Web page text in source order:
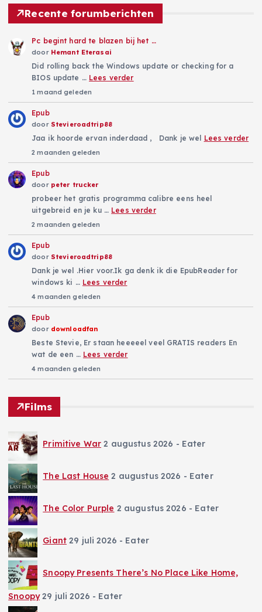
Recente forumberichten
Pc begint hard te blazen bij het …
door Hemant Eterasai
Did rolling back the Windows update or checking for a
BIOS update … Lees verder
1 maand geleden
Epub
door Stevieroadtrip88
Jaa ik hoorde ervan inderdaad , Dank je wel Lees verder
2 maanden geleden
Epub
door peter trucker
probeer het gratis programma calibre eens heel
uitgebreid en je ku … Lees verder
2 maanden geleden
Epub
door Stevieroadtrip88
Dank je wel .Hier voor.Ik ga denk ik die EpubReader for
windows ki … Lees verder
4 maanden geleden
Epub
door downloadfan
Beste Stevie, Er staan heeeeel veel GRATIS readers En
wat de een … Lees verder
4 maanden geleden
Films
Primitive War 2 augustus 2026 - Eater
The Last House 2 augustus 2026 - Eater
The Color Purple 2 augustus 2026 - Eater
Giant 29 juli 2026 - Eater
Snoopy Presents There’s No Place Like Home,
Snoopy 29 juli 2026 - Eater